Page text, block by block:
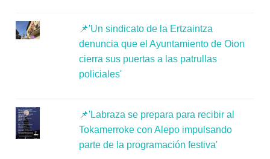
📌'Un sindicato de la Ertzaintza
denuncia que el Ayuntamiento de Oion
cierra sus puertas a las patrullas
policiales'
📌'Labraza se prepara para recibir al
Tokamerroke con Alepo impulsando
parte de la programación festiva'